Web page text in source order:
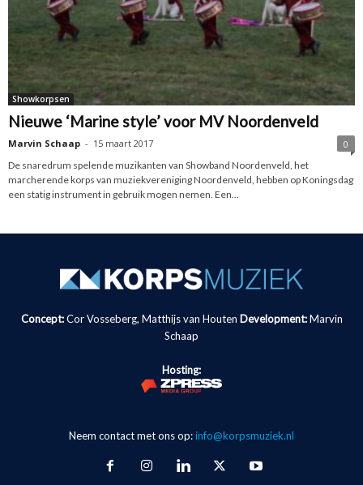
Showkorpsen
Nieuwe ‘Marine style’ voor MV Noordenveld
Marvin Schaap - 15 maart 2017
0
De snaredrum spelende muzikanten van Showband Noordenveld, het
marcherende korps van muziekvereniging Noordenveld, hebben op Koningsdag
een statig instrument in gebruik mogen nemen. Een...
Concept:Cor Vosseberg, Matthijs van Houten Development: Marvin
Schaap
Hosting:
Neem contact met ons op:info@korpsmuziek.nl